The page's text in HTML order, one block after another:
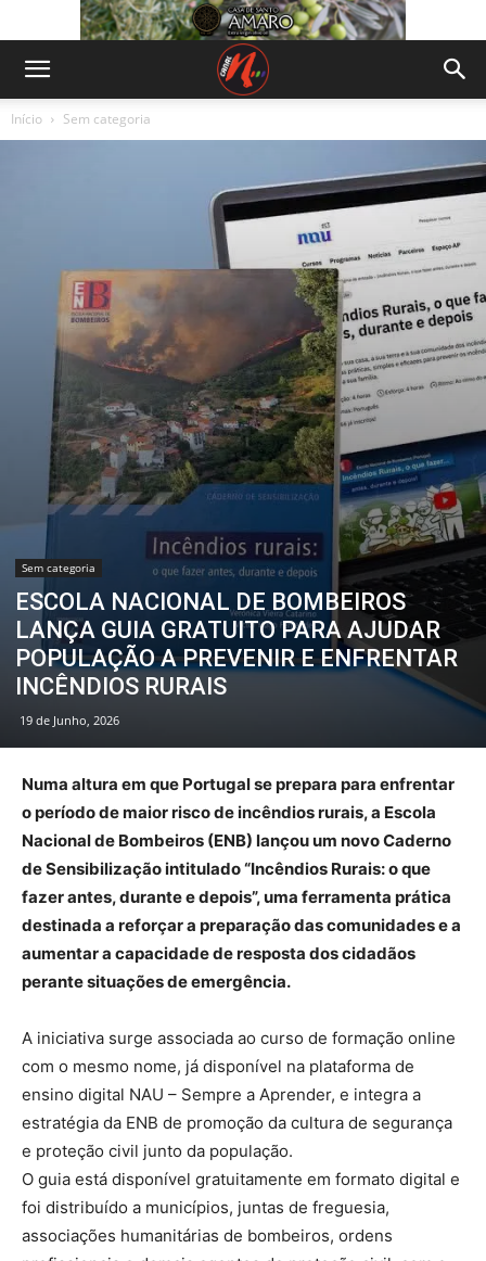
Início Sem categoria
Sem categoria
ESCOLA NACIONAL DE BOMBEIROS
LANÇA GUIA GRATUITO PARA AJUDAR
POPULAÇÃO A PREVENIR E ENFRENTAR
INCÊNDIOS RURAIS
19 de Junho, 2026
Numa altura em que Portugal se prepara para enfrentar
o período de maior risco de incêndios rurais, a Escola
Nacional de Bombeiros (ENB) lançou um novo Caderno
de Sensibilização intitulado “Incêndios Rurais: o que
fazer antes, durante e depois”, uma ferramenta prática
destinada a reforçar a preparação das comunidades e a
aumentar a capacidade de resposta dos cidadãos
perante situações de emergência.
A iniciativa surge associada ao curso de formação online
com o mesmo nome, já disponível na plataforma de
ensino digital NAU – Sempre a Aprender, e integra a
estratégia da ENB de promoção da cultura de segurança
e proteção civil junto da população.
O guia está disponível gratuitamente em formato digital e
foi distribuído a municípios, juntas de freguesia,
associações humanitárias de bombeiros, ordens